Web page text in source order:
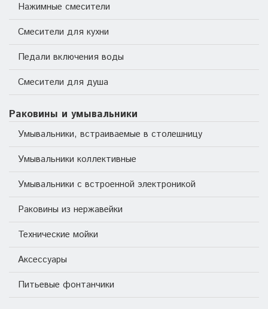
Нажимные смесители
Смесители для кухни
Педали включения воды
Смесители для душа
Раковины и умывальники
Умывальники, встраиваемые в столешницу
Умывальники коллективные
Умывальники с встроенной электроникой
Раковины из нержавейки
Технические мойки
Аксессуары
Питьевые фонтанчики